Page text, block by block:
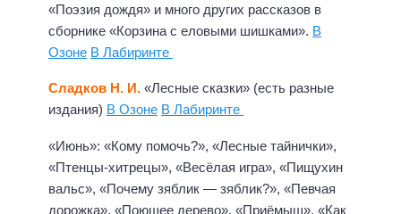
«Поэзия дождя» и много других рассказов в
сборнике «Корзина с еловыми шишками». В
Озоне В Лабиринте
Сладков Н. И. «Лесные сказки» (есть разные
издания) В Озоне В Лабиринте
«Июнь»: «Кому помочь?», «Лесные тайнички»,
«Птенцы-хитрецы», «Весёлая игра», «Пищухин
вальс», «Почему зяблик — зяблик?», «Певчая
дорожка», «Поющее дерево», «Приёмыш», «Как